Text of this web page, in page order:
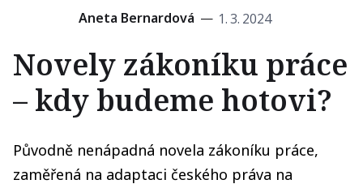
Aneta Bernardová — 1.3. 2024
Novely zákoníku práce
– kdy budeme hotovi?
Původně nenápadná novela zákoníku práce,
zaměřená na adaptaci českého práva na